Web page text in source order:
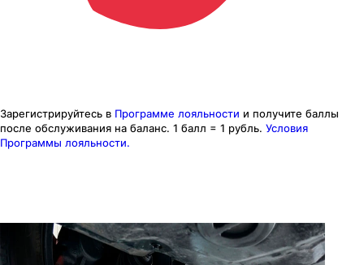
Зарегистрируйтесь в Программе лояльности и получите баллы
после обслуживания на баланс. 1 балл = 1 рубль. Условия
Программы лояльности.